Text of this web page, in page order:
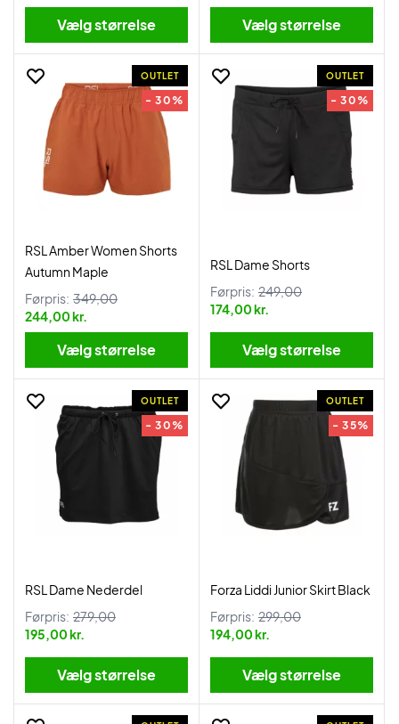
Vælg størrelse Vælg størrelse
OUTLET
- 30%
RSL Amber Women Shorts
Autumn Maple
Førpris: 349,00
244,00 kr.
Vælg størrelse
OUTLET
- 30%
RSL Dame Shorts
Førpris: 249,00
174,00 kr.
Vælg størrelse
OUTLET
- 30%
RSL Dame Nederdel
Førpris: 279,00
195,00 kr.
Vælg størrelse
OUTLET
- 35%
Forza Liddi Junior Skirt Black
Førpris: 299,00
194,00 kr.
Vælg størrelse